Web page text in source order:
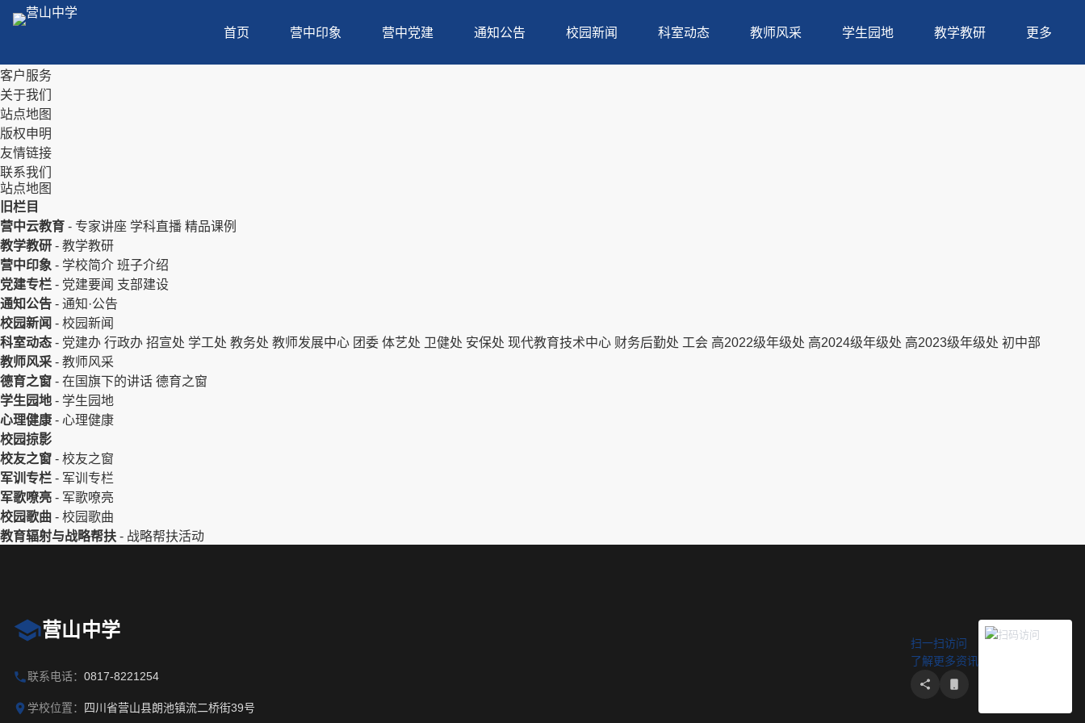
首页 营中印象 营中党建 通知公告 校园新闻 科室动态 教师风采 学生园地 教学教研 更多
客户服务
关于我们
站点地图
版权申明
友情链接
联系我们
站点地图
旧栏目
营中云教育 - 专家讲座 学科直播 精品课例
教学教研 - 教学教研
营中印象 - 学校简介 班子介绍
党建专栏 - 党建要闻 支部建设
通知公告 - 通知·公告
校园新闻 - 校园新闻
科室动态 - 党建办 行政办 招宣处 学工处 教务处 教师发展中心 团委 体艺处 卫健处 安保处 现代教育技术中心 财务后勤处 工会 高2022级年级处 高2024级年级处 高2023级年级处 初中部
教师风采 - 教师风采
德育之窗 - 在国旗下的讲话 德育之窗
学生园地 - 学生园地
心理健康 - 心理健康
校园掠影
校友之窗 - 校友之窗
军训专栏 - 军训专栏
军歌嘹亮 - 军歌嘹亮
校园歌曲 - 校园歌曲
教育辐射与战略帮扶 - 战略帮扶活动
营山中学
联系电话： 0817-8221254
学校位置： 四川省营山县朗池镇流二桥街39号
扫一扫访问
了解更多资讯